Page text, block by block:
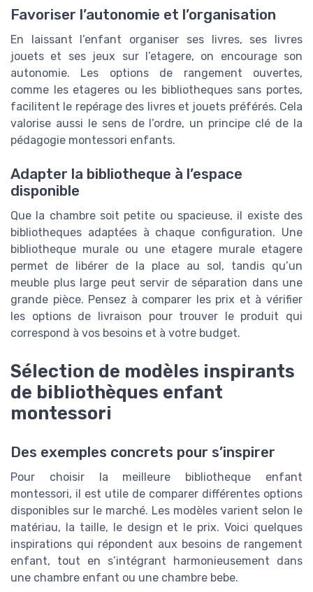
Favoriser l’autonomie et l’organisation
En laissant l’enfant organiser ses livres, ses livres
jouets et ses jeux sur l’etagere, on encourage son
autonomie. Les options de rangement ouvertes,
comme les etageres ou les bibliotheques sans portes,
facilitent le repérage des livres et jouets préférés. Cela
valorise aussi le sens de l’ordre, un principe clé de la
pédagogie montessori enfants.
Adapter la bibliotheque à l’espace
disponible
Que la chambre soit petite ou spacieuse, il existe des
bibliotheques adaptées à chaque configuration. Une
bibliotheque murale ou une etagere murale etagere
permet de libérer de la place au sol, tandis qu’un
meuble plus large peut servir de séparation dans une
grande pièce. Pensez à comparer les prix et à vérifier
les options de livraison pour trouver le produit qui
correspond à vos besoins et à votre budget.
Sélection de modèles inspirants
de bibliothèques enfant
montessori
Des exemples concrets pour s’inspirer
Pour choisir la meilleure bibliotheque enfant
montessori, il est utile de comparer différentes options
disponibles sur le marché. Les modèles varient selon le
matériau, la taille, le design et le prix. Voici quelques
inspirations qui répondent aux besoins de rangement
enfant, tout en s’intégrant harmonieusement dans
une chambre enfant ou une chambre bebe.